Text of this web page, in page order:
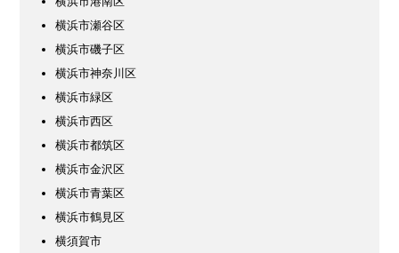
横浜市瀬谷区
横浜市磯子区
横浜市神奈川区
横浜市緑区
横浜市西区
横浜市都筑区
横浜市金沢区
横浜市青葉区
横浜市鶴見区
横須賀市